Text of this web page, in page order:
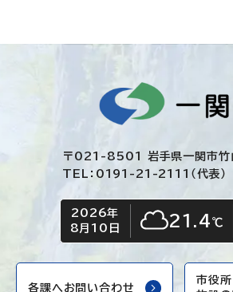
〒021-8501 岩手県一関市竹
TEL：0191-21-2111（代表）
今日の日付
2026年
8月10日
今日の天気
くもり21.4 ℃
各課へお問い合わせ
市役所